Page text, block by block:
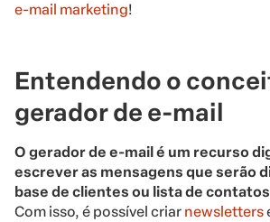
e-mail marketing!
Entendendo o
gerador de e-mail
O gerador de e-mail é um recurso
escrever as mensagens que serão
base de clientes ou lista de
Com isso, é possível criar newsletters